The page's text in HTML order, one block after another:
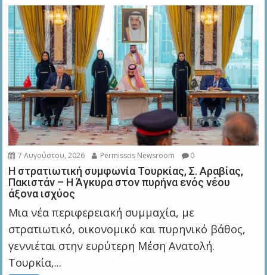
7 Αυγούστου, 2026 Permissos Newsroom 0
Η στρατιωτική συμφωνία Τουρκίας, Σ. Αραβίας,
Πακιστάν – Η Άγκυρα στον πυρήνα ενός νέου
άξονα ισχύος
Μια νέα περιφερειακή συμμαχία, με
στρατιωτικό, οικονομικό και πυρηνικό βάθος,
γεννιέται στην ευρύτερη Μέση Ανατολή.
Τουρκία,...